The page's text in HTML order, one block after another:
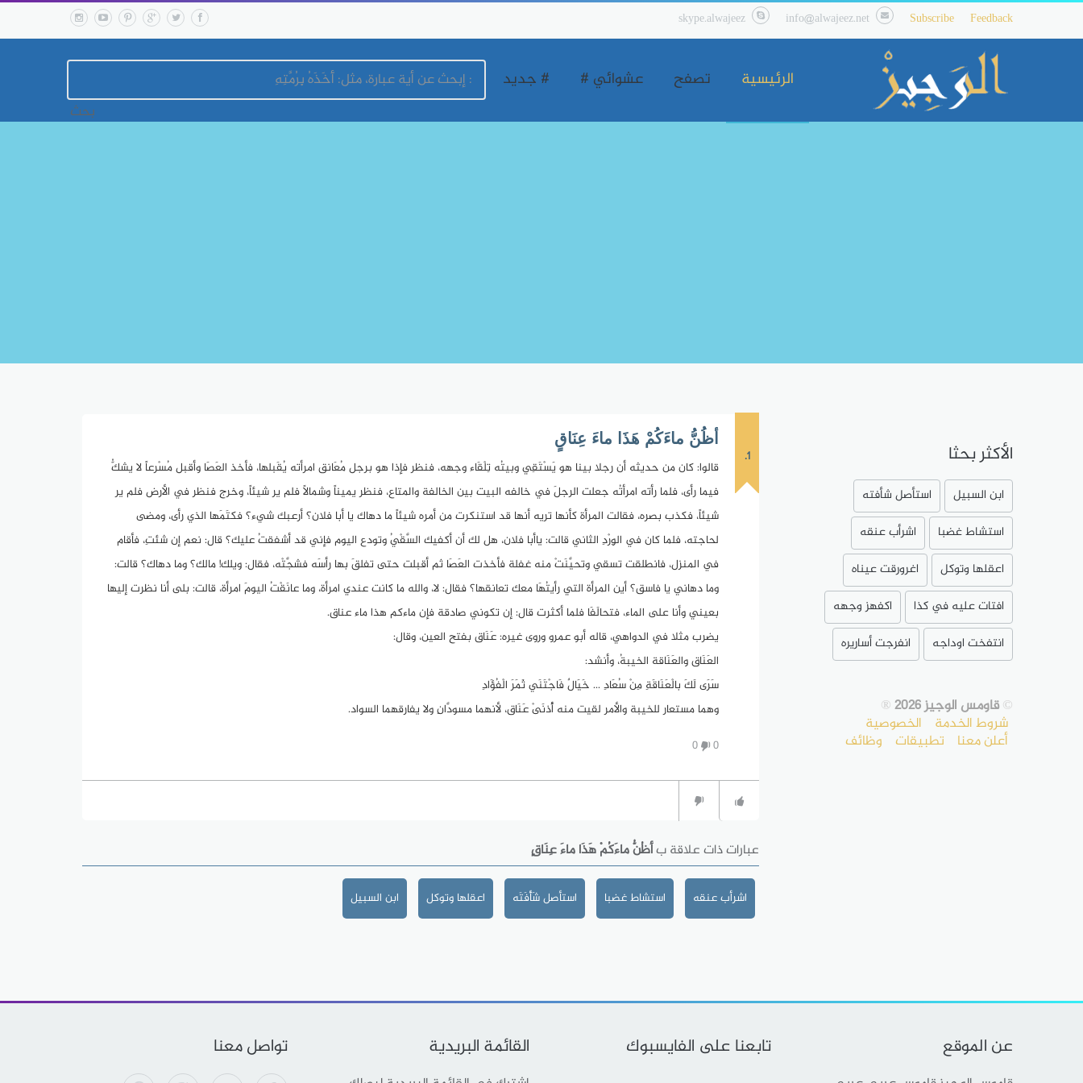
Feedback
Subscribe
info@alwajeez.net
skype.alwajeez
الرئيسية تصفح عشوائي # # جديد
1.
أظُنُّ ماءَكُمْ هَذَا ماءَ عِنَاقٍ
قالوا: كان من حديثه أن رجلا بينا هو يَسْتَقِي وبيتُه تِلْقَاء وجهه، فنظر فإذا هو برجل مُعَانق امرأته يُقَبلها، فأخذ العَصَا وأقبل مُسْرعاً لا يشكُّ
فيما رأى، فلما رأته امرأتُه جعلت الرجلَ في خالفه البيت بين الخالفة والمتاع، فنظر يميناً وشمالاً فلم ير شيئاً، وخرج فنظر في الأرض فلم ير
شيئاً، فكذب بصره، فقالت المرأة كأنها تريه أنها قد استنكرت من أمره شيئاً ما دهاك يا أبا فلان؟ أرعبك شيء؟ فكتَمَها الذي رأى، ومضى
لحاجته، فلما كان في الوِرْدِ الثاني قالت: ياأبا فلان، هل لك أن أكفيك السَّقْيُ وتودع اليوم فإني قد أشفقتُ عليك؟ قال: نعم إن شئتِ، فأقام
في المنزل، فانطلقت تسقي وتحيَّنَتْ منه غفلة فأخذت العَصَا ثم أقبلت حتى تفلقَ بها رأسَه فشجَّتْه، فقال: ويلك! مالك؟ وما دهاك؟ قالت:
وما دهاني يا فاسق؟ أين المرأة التي رأيتُهَا معك تعانقها؟ فقال: لا، والله ما كانت عندي امرأة، وما عانَقْتُ اليومَ امرأة، قالت: بلى أنا نظرت إليها
بعيني وأنا على الماء، فتحالَفَا فلما أكثرت قال: إن تكوني صادقة فإن ماءكم هذا ماء عناق.
يضرب مثلا في الدواهي، قاله أبو عمرو وروى غيره: عَنَاق بفتح العين، وقال:
العَنَاق والعَنَاقة الخيبةُ، وأنشد:
سَرَى لَكَ بالْعَنَاقَةِ مِنْ سُعَادِ ... خَيَالٌ فَاجْتَنَي ثَمَرَ الْفُؤَادِ
وهما مستعار للخيبة والأمر لقيت منه أُذنَىْ عَنَاق، لأنهما مسودَّانِ ولا يفارقهما السواد.
0
0
عبارات ذات علاقة بأظُنُّ ماءَكُمْ هَذَا ماءَ عِنَاقٍ
اشرأب عنقه استشاط غضبا استأصل شَأْفَتَه اعقلها وتوكل ابن السبيل
الأكثر بحثا
ابن السبيل
استأصل شأفته
استشاط غضبا
اشرأب عنقه
اعقلها وتوكل
اغرورقت عيناه
افتات عليه في كذا
اكفهز وجهه
انتفخت اوداجه
انفرجت أساريره
©قاومس الوجيز 2026 ®
شروط الخدمة الخصوصية
أعلن معنا تطبيقات وظائف
عن الموقع تابعنا على الفايسبوك القائمة البريدية تواصل معنا